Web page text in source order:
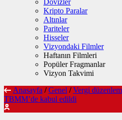
Dövizler
Kripto Paralar
Altınlar
Pariteler
Hisseler
Vizyondaki Filmler
Haftanın Filmleri
Popüler Fragmanlar
Vizyon Takvimi
Anasayfa / Genel / Vergi
TBMM’de kabul edildi